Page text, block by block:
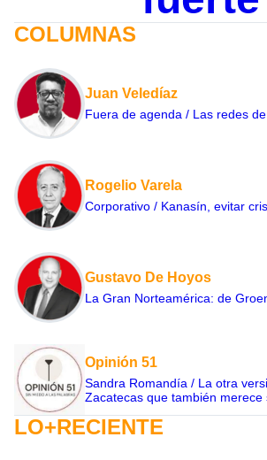
COLUMNAS
Juan Veledíaz
Fuera de agenda / Las redes
Rogelio Varela
Corporativo / Kanasín, evitar
Gustavo De Hoyos
La Gran Norteamérica: de
Opinión 51
Sandra Romandía / La otra
Zacatecas que también merece
LO+RECIENTE